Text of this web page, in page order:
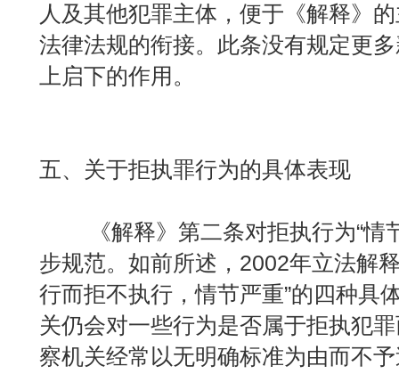
人及其他犯罪主体，便于《解释》
法律法规的衔接。此条没有规定更
上启下的作用。
五、关于拒执罪行为的具体表现
《解释》第二条对拒执行为“情
步规范。如前所述，2002年立法解
行而拒不执行，情节严重”的四种具
关仍会对一些行为是否属于拒执犯
察机关经常以无明确标准为由而不